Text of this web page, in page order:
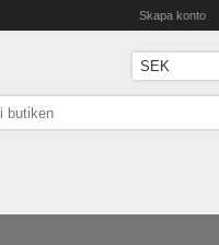
Skapa konto